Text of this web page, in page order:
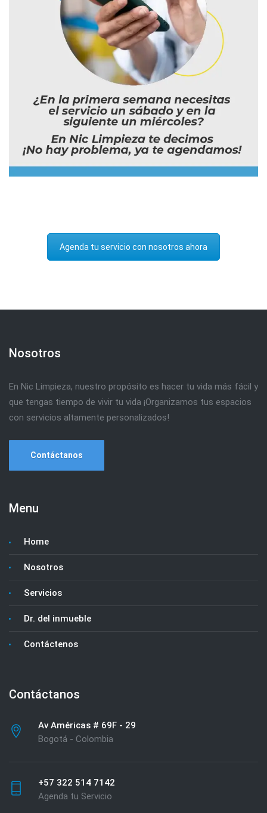
Agenda tu servicio con nosotros ahora
Nosotros
En Nic Limpieza, nuestro propósito es hacer tu vida más fácil y
que tengas tiempo de vivir tu vida ¡Organizamos tus espacios
con servicios altamente personalizados!
Contáctanos
Menu
Home
Nosotros
Servicios
Dr. del inmueble
Contáctenos
Contáctanos
Av Américas # 69F - 29
Bogotá - Colombia
+57 322 514 7142
Agenda tu Servicio